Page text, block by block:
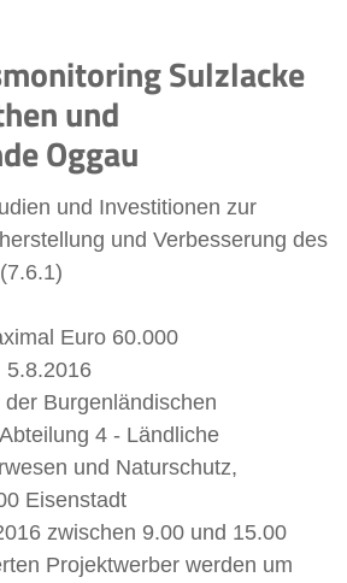
Sulzlacke
und
Oggau
und Investitionen zur
und Verbesserung des
Euro 60.000
5.8.2016
der Burgenländischen
4 - Ländliche
und Naturschutz,
Eisenstadt
zwischen 9.00 und 15.00
Projektwerber werden um